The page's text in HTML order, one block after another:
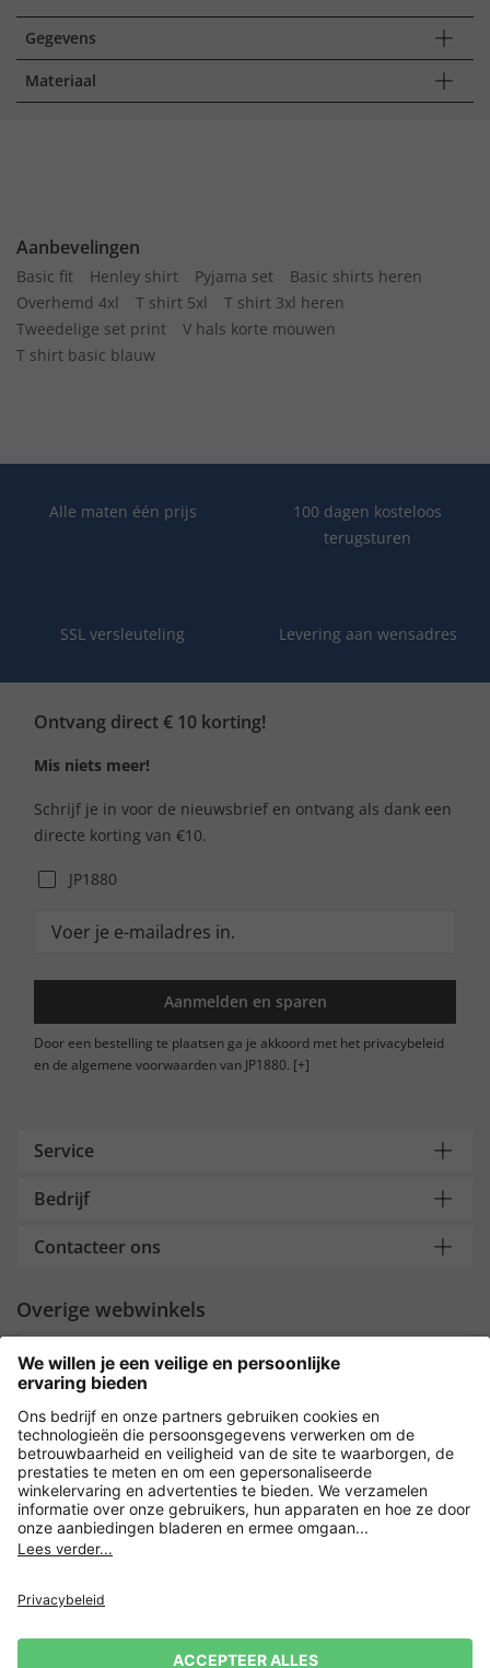
Gegevens
Materiaal
Aanbevelingen
Basic fit Henley shirt Pyjama set
Basic shirts heren
Overhemd 4xl
T shirt 5xl
T shirt 3xl heren
Tweedelige set print
V hals korte mouwen
T shirt basic blauw
Alle maten één prijs
100 dagen kosteloos
terugsturen
SSL versleuteling Levering aan wensadres
Ontvang direct € 10 korting!
Mis niets meer!
Schrijf je in voor de nieuwsbrief en ontvang als dank een
directe korting van €10.
JP1880
Aanmelden en sparen
Door een bestelling te plaatsen ga je akkoord met het privacybeleid
en de algemene voorwaarden van JP1880. [+]
Service
Bedrijf
Contacteer ons
Overige webwinkels
Nederland
Payment and Delivery
Versleuteling met
Verkoopvoorwaarden Leveringsvoorwaarden